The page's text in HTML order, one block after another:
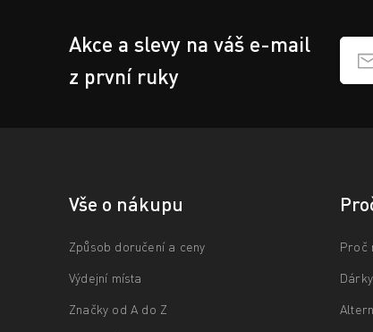
Akce a slevy na váš e-mail
z první ruky
Vše o nákupu
Způsob doručení a ceny
Výdejní místa
Značky od A do Z
Proč